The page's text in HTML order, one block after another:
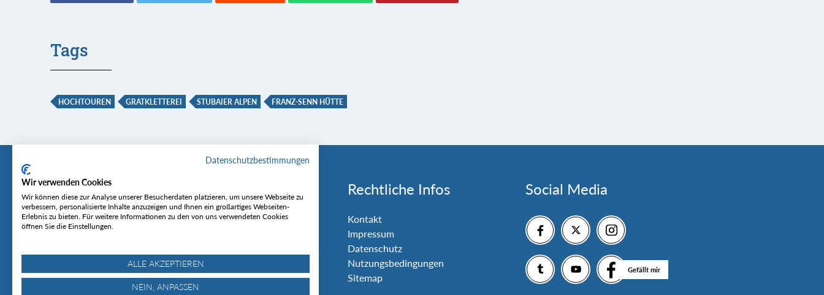
Tags
HOCHTOUREN GRATKLETTEREI STUBAIER ALPEN FRANZ-SENN HÜTTE
Tourentipp
Über uns
Wetter & Lawinenlage
Rechtliche Infos
Kontakt
Impressum
Datenschutz
Nutzungsbedingungen
Sitemap
Social Media
Gefällt mir
Datenschutzbestimmungen
Wir verwenden Cookies
Wir können diese zur Analyse unserer Besucherdaten platzieren, um unsere Webseite zu
verbessern, personalisierte Inhalte anzuzeigen und Ihnen ein großartiges Webseiten-
Erlebnis zu bieten. Für weitere Informationen zu den von uns verwendeten Cookies
öffnen Sie die Einstellungen.
ALLE AKZEPTIEREN
NEIN, ANPASSEN